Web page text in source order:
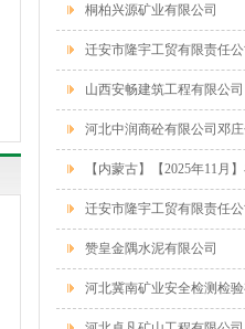
桐柏兴源矿业有限公司
迁安市隆宇工贸有限责任
山西安畅建筑工程有限公司
河北中润商砼有限公司邓
【内蒙古】【2025年11月
迁安市隆宇工贸有限责任
赞皇金隅水泥有限公司
河北冀南矿业安全检测检